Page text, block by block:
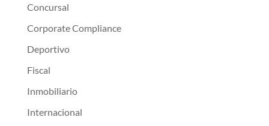
Concursal
Corporate Compliance
Deportivo
Fiscal
Inmobiliario
Internacional